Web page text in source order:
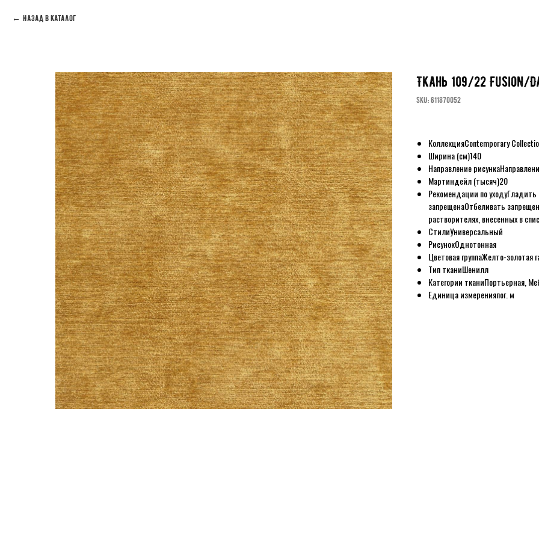
Назад в каталог
Ткань 109/22 Fusion/
SKU:611870052
КоллекцияContemporary
Ширина (см)140
Направление рисунка
Мартиндейл (тысяч)20
Рекомендации по уходуГладить
запрещенаОтбеливать
растворителях, внесенных в
СтилиУниверсальный
РисунокОднотонная
Цветовая группаЖелто-золотая
Тип тканиШенилл
Категории тканиПортьерная,
Единица измеренияпог. м